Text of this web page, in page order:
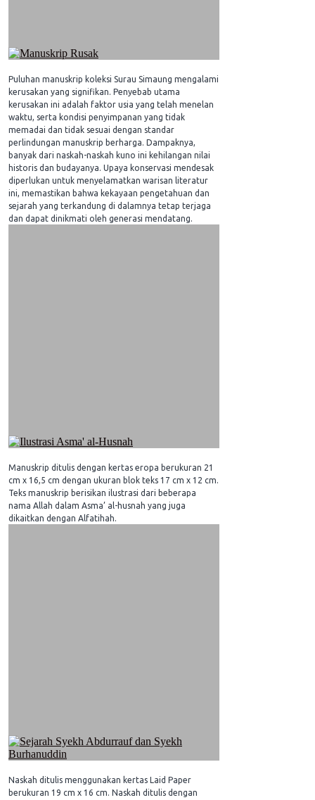
Puluhan manuskrip koleksi Surau Simaung mengalami
kerusakan yang signifikan. Penyebab utama
kerusakan ini adalah faktor usia yang telah menelan
waktu, serta kondisi penyimpanan yang tidak
memadai dan tidak sesuai dengan standar
perlindungan manuskrip berharga. Dampaknya,
banyak dari naskah-naskah kuno ini kehilangan nilai
historis dan budayanya. Upaya konservasi mendesak
diperlukan untuk menyelamatkan warisan literatur
ini, memastikan bahwa kekayaan pengetahuan dan
sejarah yang terkandung di dalamnya tetap terjaga
dan dapat dinikmati oleh generasi mendatang.
Manuskrip ditulis dengan kertas eropa berukuran 21
cm x 16,5 cm dengan ukuran blok teks 17 cm x 12 cm.
Teks manuskrip berisikan ilustrasi dari beberapa
nama Allah dalam Asma’ al-husnah yang juga
dikaitkan dengan Alfatihah.
Naskah ditulis menggunakan kertas Laid Paper
berukuran 19 cm x 16 cm. Naskah ditulis dengan